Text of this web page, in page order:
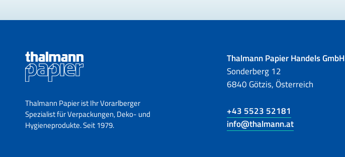
Thalmann Papier ist Ihr Vorarlberger
Spezialist für Verpackungen, Deko- und
Hygieneprodukte. Seit 1979.
Thalmann Papier Handels GmbH
Sonderberg 12
6840 Götzis, Österreich
+43 5523 52181
info@thalmann.at